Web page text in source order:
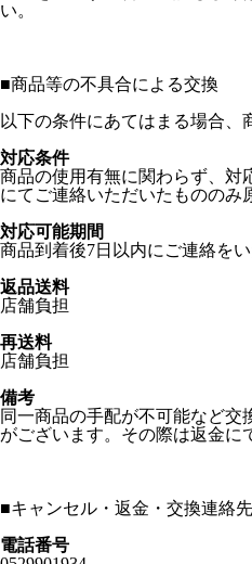
い。
■商品等の不具合による交換
以下の条件にあてはまる場合、
対応条件
商品の使用有無に関わらず、対
にてご連絡いただいたもののみ
対応可能期間
商品到着後7日以内にご連絡を
返品送料
店舗負担
再送料
店舗負担
備考
同一商品の手配が不可能など交
がございます。その際は返金に
■キャンセル・返金・交換連絡先
電話番号